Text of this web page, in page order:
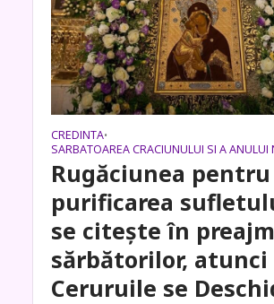
CREDINTA•
SARBATOAREA CRACIUNULUI SI A ANULUI
Rugăciunea pentru
purificarea
se citește în
sărbătorilor, atunci
Ceruruile se